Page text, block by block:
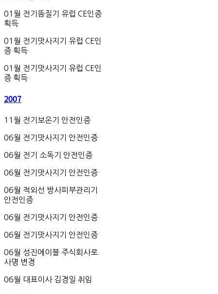
01월 전기뜸질기 유럽 CE인증
획득
01월 전기맛사지기 유럽 CE인
증 획득
01월 전기맛사지기 유럽 CE인
증 획득
2007
11월 전기보온기 안전인증
06월 전기맛사지기 안전인증
06월 전기 소독기 안전인증
06월 전기맛사지기 안전인증
06월 적외선 방사피부관리기
안전인증
06월 전기맛사지기 안전인증
06월 전기맛사지기 안전인증
06월 성진에이블 주식회사로
사명 변경
06월 대표이사 김경일 취임